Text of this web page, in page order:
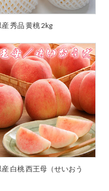
秀品 黄桃 2kg
白桃 西王母（せいおう